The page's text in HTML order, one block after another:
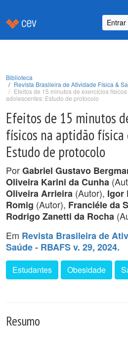
Entrar
Biblioteca
Revista Brasileira de Atividade Física &
Efeitos de 15 minutos de exercícios
adolescentes: Estudo de protocolo
Efeitos de 15 minutos
físicos na aptidão física
Estudo de protocolo
PorGabriel Gustavo
Oliveira Karini da Cunha
Oliveira Arrieira (Autor), Igor
Romig (Autor), Franciéle da
Rodrigo Zanetti da Rocha
Em Revista Brasileira de
Saúde - RBAFS v. 29, 2024.
Estudantes Obesidade
Resumo